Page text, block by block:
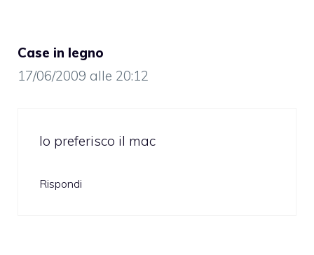
Case in legno
17/06/2009 alle 20:12
Io preferisco il mac
Rispondi